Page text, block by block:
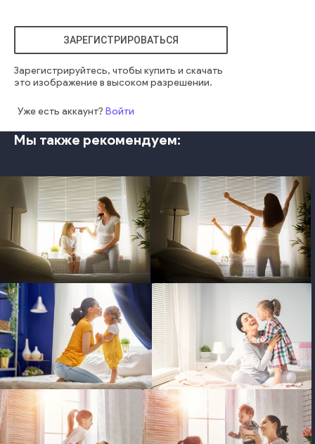
ЗАРЕГИСТРИРОВАТЬСЯ
Зарегистрируйтесь, чтобы купить и скачать
это изображение в высоком разрешении.
Уже есть аккаунт? Войти
Мы также рекомендуем:
photo photo
photo photo